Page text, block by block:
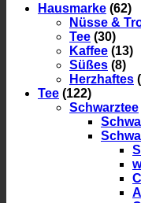
Hausmarke (62)
Nüsse &
Tee (30)
Kaffee (13)
Süßes (8)
Herzhaftes
Tee (122)
Schwarztee